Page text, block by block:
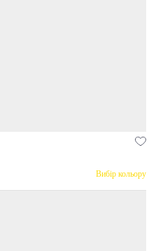
Вибір кольору